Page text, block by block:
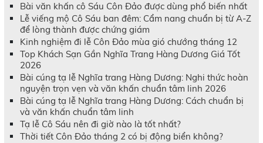
Bài văn khấn cô Sáu Côn Đảo được dùng phổ biến nhất
Lễ viếng mộ Cô Sáu ban đêm: Cẩm nang chuẩn bị từ A-Z
để lòng thành được chứng giám
Kinh nghiệm đi lễ Côn Đảo mùa gió chướng tháng 12
Top Khách Sạn Gần Nghĩa Trang Hàng Dương Giá Tốt
2026
Bài cúng tạ lễ Nghĩa trang Hàng Dương: Nghi thức hoàn
nguyện trọn vẹn và văn khấn chuẩn tâm linh 2026
Bài cúng tạ lễ Nghĩa trang Hàng Dương: Cách chuẩn bị
và văn khấn chuẩn tâm linh
Tạ lễ Cô Sáu nên đi giờ nào là tốt nhất?
Thời tiết Côn Đảo tháng 2 có bị động biển không?